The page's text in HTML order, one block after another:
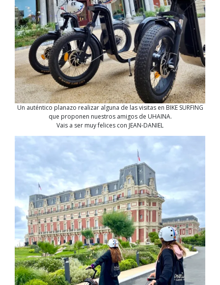
Un auténtico planazo realizar alguna de las visitas en BIKE SURFING
que proponen nuestros amigos de UHAINA.
Vais a ser muy felices con JEAN-DANIEL